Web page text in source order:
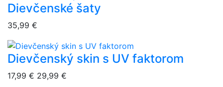
overlay bg
Dievčenské šaty
35,99 €
overlay bg
Dievčenský skin s UV faktorom
17,99 € 29,99 €